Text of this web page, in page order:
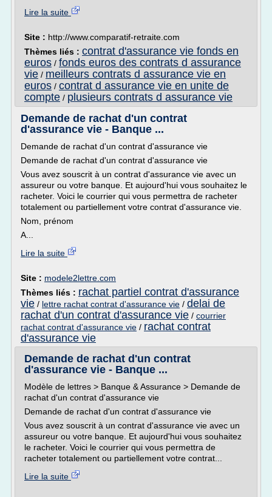
Lire la suite
Site : http://www.comparatif-retraite.com
Thèmes liés : contrat d'assurance vie fonds en
euros / fonds euros des contrats d assurance
vie / meilleurs contrats d assurance vie en
euros / contrat d assurance vie en unite de
compte / plusieurs contrats d assurance vie
Demande de rachat d'un contrat
d'assurance vie - Banque ...
Demande de rachat d'un contrat d'assurance vie
Demande de rachat d'un contrat d'assurance vie
Vous avez souscrit à un contrat d'assurance vie avec un
assureur ou votre banque. Et aujourd'hui vous souhaitez le
racheter. Voici le courrier qui vous permettra de racheter
totalement ou partiellement votre contrat d'assurance vie.
Nom, prénom
A...
Lire la suite
Site : modele2lettre.com
Thèmes liés : rachat partiel contrat d'assurance
vie / lettre rachat contrat d'assurance vie / delai de
rachat d'un contrat d'assurance vie / courrier
rachat contrat d'assurance vie / rachat contrat
d'assurance vie
Demande de rachat d'un contrat
d'assurance vie - Banque ...
Modèle de lettres > Banque & Assurance > Demande de
rachat d'un contrat d'assurance vie
Demande de rachat d'un contrat d'assurance vie
Vous avez souscrit à un contrat d'assurance vie avec un
assureur ou votre banque. Et aujourd'hui vous souhaitez
le racheter. Voici le courrier qui vous permettra de
racheter totalement ou partiellement votre contrat...
Lire la suite